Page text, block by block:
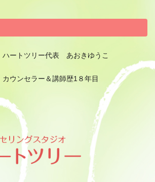
ハートツリー代表 あおきゆうこ
カウンセラー＆講師歴1８年目